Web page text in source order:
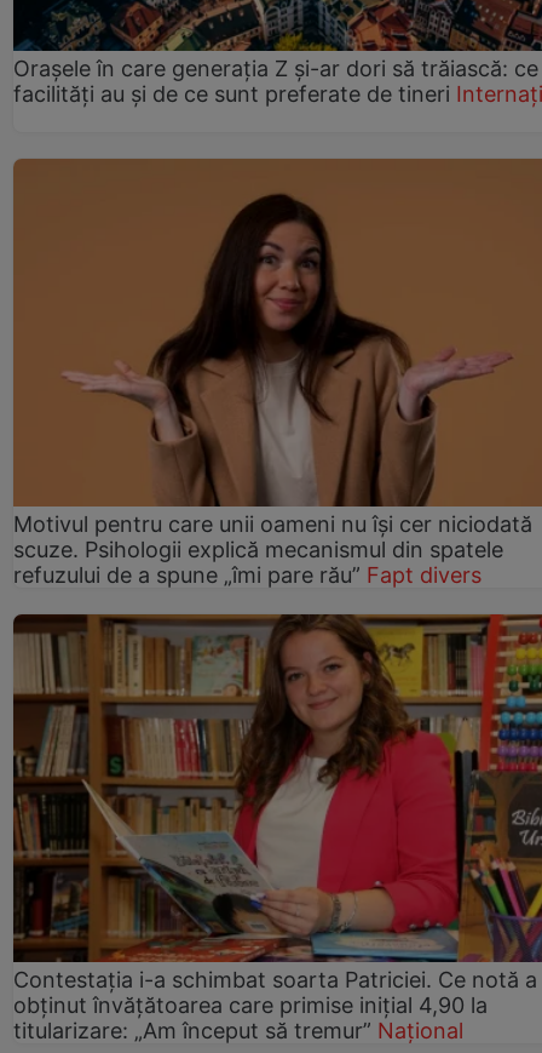
Orașele în care generația Z și-ar dori să trăiască: ce
facilități au și de ce sunt preferate de tineri
Motivul pentru care unii oameni nu își cer niciodată
scuze. Psihologii explică mecanismul din spatele
refuzului de a spune „îmi pare rău” Fapt divers
Contestația i-a schimbat soarta Patriciei. Ce notă a
obținut învățătoarea care primise inițial 4,90 la
titularizare: „Am început să tremur” Național